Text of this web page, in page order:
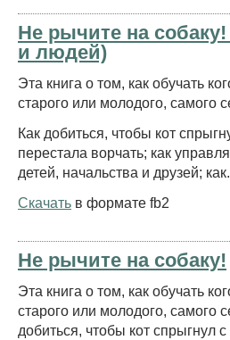
Не рычите на
и людей)
Эта книга о том, как обучать
старого или молодого, самого
Как добиться, чтобы кот
перестала ворчать; как
детей, начальства и друзей; как...
Скачать в формате fb2
Не рычите на собаку!
Эта книга о том, как обучать
старого или молодого, самого
добиться, чтобы кот спрыгнул